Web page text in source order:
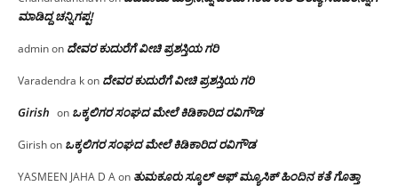
ಮಾಡಿದ್ದ ಚನ್ನಿಗಪ್ಪ!
adminon ದೇವರ ಕುದುರೆಗೆ ವೀಚಿ ಪ್ರಶಸ್ತಿಯ ಗರಿ
Varadendra kon ದೇವರ ಕುದುರೆಗೆ ವೀಚಿ ಪ್ರಶಸ್ತಿಯ ಗರಿ
Girish on ಒಕ್ಕಲಿಗರ ಸಂಘದ ಮೇಲೆ ಕಿಡಿಕಾರಿದ ರವಿಗೌಡ
Girishon ಒಕ್ಕಲಿಗರ ಸಂಘದ ಮೇಲೆ ಕಿಡಿಕಾರಿದ ರವಿಗೌಡ
YASMEEN JAHA D Aon ತುಮಕೂರು ಸ್ಕೂಲ್ ಆಫ್ ಮ್ಯೂಸಿಕ್ ಹಿಂದಿನ ಕತೆ ಗೊತ್ತಾ